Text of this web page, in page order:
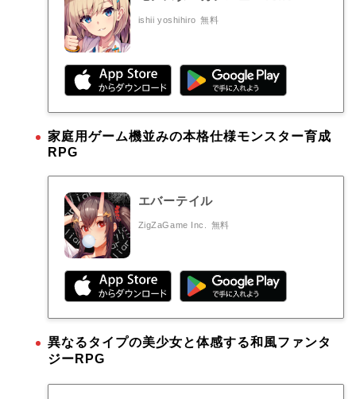
ishii yoshihiro 無料
家庭用ゲーム機並みの本格仕様モンスター育成
RPG
エバーテイル
ZigZaGame Inc. 無料
異なるタイプの美少女と体感する和風ファンタ
ジーRPG